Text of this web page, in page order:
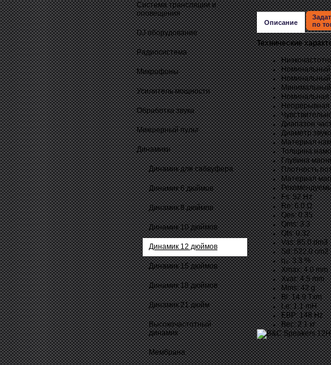
Система трансляции и
оповещения
DJ оборудование
Радиосистема
Микрофоны
Усилитель мощности
Обработка звука
Микшерный пульт
Динамики
Динамик для сабвуфера
Динамик 6 дюймов
Динамик 8 дюймов
Динамик 10 дюймов
Динамик 12 дюймов
Динамик 15 дюймов
Динамик 18 дюймов
Динамик 21 дюйм
Высокочастотный
динамик
Мембрана
Описание
по
Технические
Номинальный
Номинальная
Непрерывная
Диапазон
Диаметр
Материал
Толщина
Глубина
Плотность
Материал
Fs: 52 Hz
Re: 6.0Ω
Qes: 0.35
Qms: 3.3
Qts: 0.32
Vas: 85.0 dm3
Sd: 522.0 cm2
η₀: 3.3 %
Xmax: 4.0 mm
Xvar: 4.5 mm
Mms: 42 g
Bl: 14.9 Txm
Le: 1.1 mH
EBP: 148 Hz
Вес: 2.1 кг